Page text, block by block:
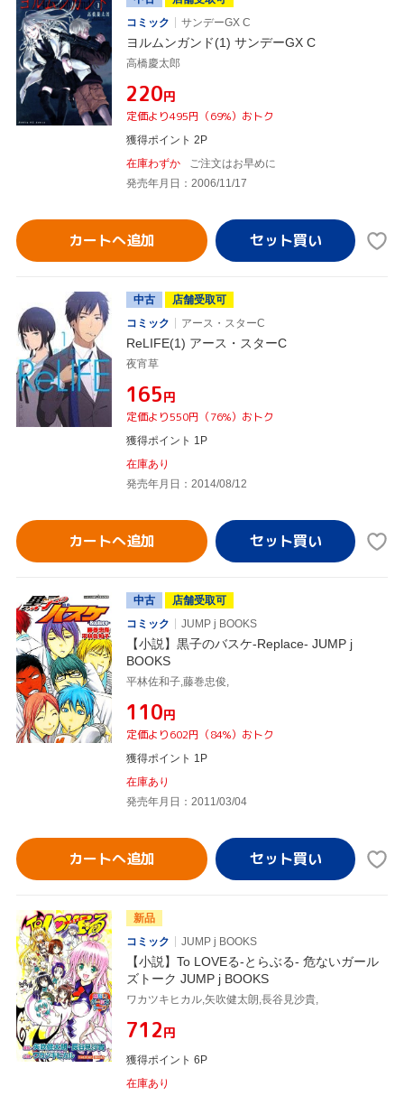
コミック
サンデーGX C
ヨルムンガンド(1) サンデーGX C
高橋慶太郎
¥220円
定価より495円（69%）おトク
獲得ポイント 2P
在庫わずか
ご注文はお早めに
発売年月日：2006/11/17
カートへ追加
中古
店舗受取可
コミック
アース・スターC
ReLIFE(1) アース・スターC
夜宵草
¥165円
定価より550円（76%）おトク
獲得ポイント 1P
在庫あり
発売年月日：2014/08/12
カートへ追加
中古
店舗受取可
コミック
JUMP j BOOKS
【小説】黒子のバスケ-Replace- JUMP j
BOOKS
平林佐和子,藤巻忠俊,
¥110円
定価より602円（84%）おトク
獲得ポイント 1P
在庫あり
発売年月日：2011/03/04
カートへ追加
新品
コミック
JUMP j BOOKS
【小説】To LOVEる-とらぶる- 危ないガール
ズトーク JUMP j BOOKS
ワカツキヒカル,矢吹健太朗,長谷見沙貴,
¥712円
獲得ポイント 6P
在庫あり